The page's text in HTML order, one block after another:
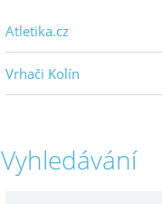
Atletika.cz
Vrhači Kolín
Vyhledávání